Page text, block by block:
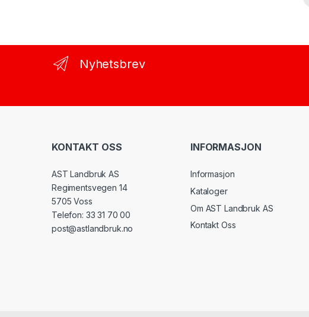
Nyhetsbrev
KONTAKT OSS
AST Landbruk AS
Regimentsvegen 14
5705 Voss
Telefon: 33 31 70 00
post@astlandbruk.no
INFORMASJON
Informasjon
Kataloger
Om AST Landbruk AS
Kontakt Oss